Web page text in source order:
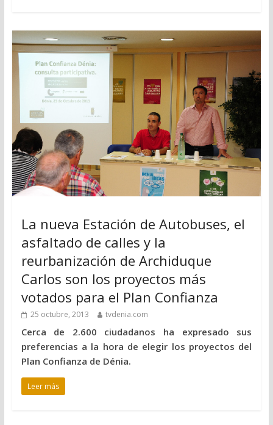
La nueva Estación de Autobuses, el
asfaltado de calles y la
reurbanización de Archiduque
Carlos son los proyectos más
votados para el Plan Confianza
25 octubre, 2013 tvdenia.com
Cerca de 2.600 ciudadanos ha expresado sus
preferencias a la hora de elegir los proyectos del
Plan Confianza de Dénia.
Leer más